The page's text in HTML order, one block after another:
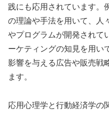
践にも応用されています。
の理論や手法を用いて、人
やプログラムが開発されて
ーケティングの知見を用い
影響を与える広告や販売戦
ます。
応用心理学と行動経済学の